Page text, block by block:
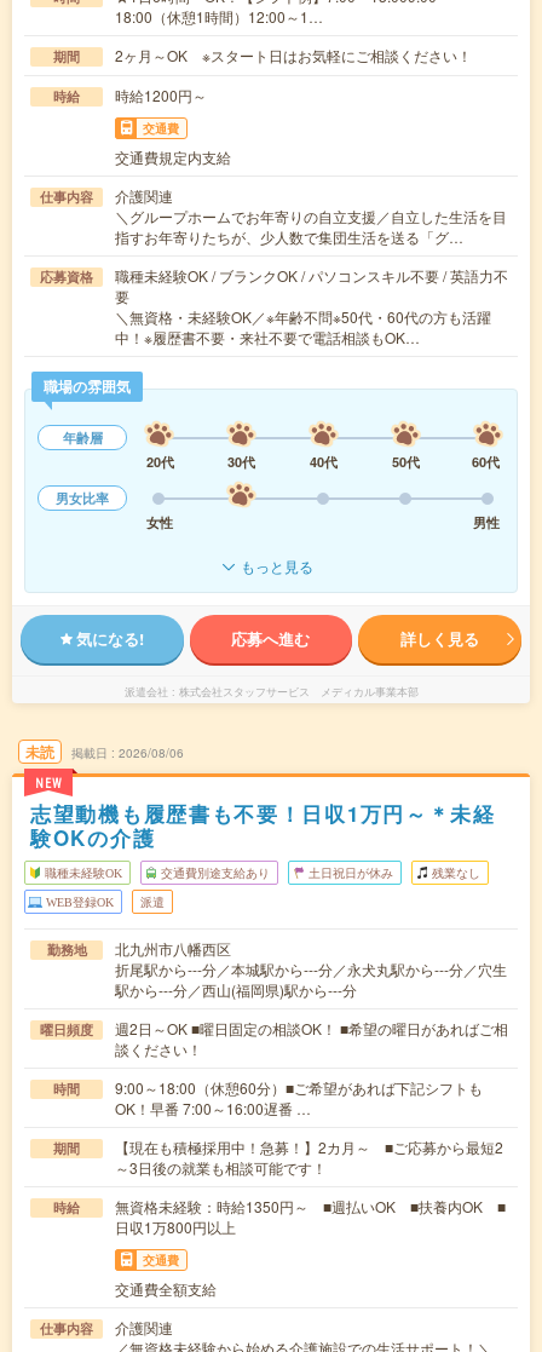
18:00（休憩1時間）12:00～1…
期間 2ヶ月～OK ※スタート日はお気軽にご相談ください！
時給 時給1200円～
交通費
交通費規定内支給
仕事内容
介護関連
＼グループホームでお年寄りの自立支援／自立した生活を目
指すお年寄りたちが、少人数で集団生活を送る「グ…
応募資格
職種未経験OK / ブランクOK / パソコンスキル不要 / 英語力不
要
＼無資格・未経験OK／※年齢不問※50代・60代の方も活躍
中！※履歴書不要・来社不要で電話相談もOK…
職場の雰囲気
年齢層
20代
30代 40代 50代
60代
男女比率
女性
男性
もっと見る
気になる! 応募へ進む 詳しく見る
派遣会社 株式会社スタッフサービス メディカル事業本部
未読
NEW
掲載日 2026/08/06
志望動機も履歴書も不要！日収1万円～＊未経
験OKの介護
職種未経験OK 交通費別途支給あり 土日祝日が休み 残業なし
WEB登録OK 派遣
勤務地
北九州市八幡西区
折尾駅から---分／本城駅から---分／永犬丸駅から---分／穴生
駅から---分／西山(福岡県)駅から---分
曜日頻度
週2日～OK ■曜日固定の相談OK！ ■希望の曜日があればご相
談ください！
時間
9:00～18:00（休憩60分）■ご希望があれば下記シフトも
OK！早番 7:00～16:00遅番 …
期間
【現在も積極採用中！急募！】2カ月～ ■ご応募から最短2
～3日後の就業も相談可能です！
時給
無資格未経験：時給1350円～ ■週払いOK ■扶養内OK ■
日収1万800円以上
交通費
交通費全額支給
仕事内容
介護関連
／無資格未経験から始める介護施設での生活サポート！＼